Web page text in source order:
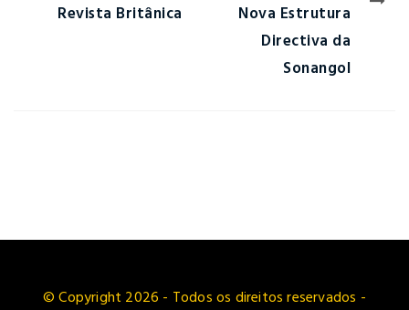
Revista Britânica
Nova Estrutura
Directiva da
Sonangol
© Copyright 2026 - Todos os direitos reservados -